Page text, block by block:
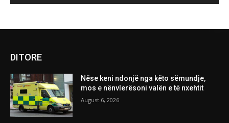
DITORE
Nëse keni ndonjë nga këto sëmundje,
mos e nënvlerësoni valën e të nxehtit
August 6, 2026